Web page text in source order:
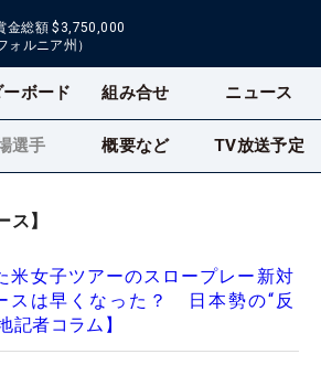
金総額 $3,750,000
ォルニア州）
ーボード 組み合せ ニュース
選手 概要など TV放送予定
ス】
米女子ツアーのスロープレー新対
スは早くなった？ 日本勢の“反
記者コラム】